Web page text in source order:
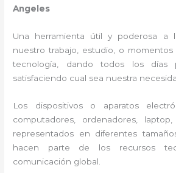
Angeles
Una herramienta útil y poderosa a
nuestro trabajo, estudio, o
tecnología, dando todos los días
satisfaciendo cual sea nuestra
Los dispositivos o aparatos
computadores, ordenadores,
representados en diferentes
hacen parte de los recursos
comunicación global.